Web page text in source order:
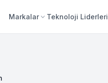
Markalar Teknoloji Liderleri